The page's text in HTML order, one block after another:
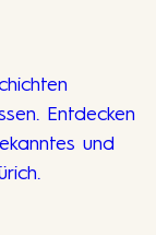
Entdecken
und